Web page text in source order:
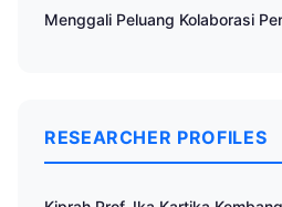
Menggali Peluang Kolaborasi
RESEARCHER PROFILES